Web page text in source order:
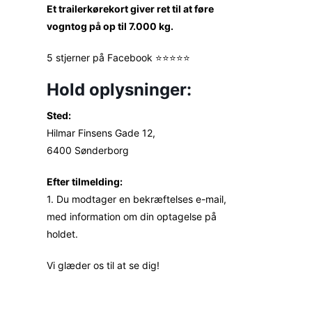
Et trailerkørekort giver ret til at føre
vogntog på op til 7.000 kg.
5 stjerner på Facebook ⭐⭐⭐⭐⭐
Hold oplysninger:
Sted:
Hilmar Finsens Gade 12,
6400 Sønderborg
Efter tilmelding:
1. Du modtager en bekræftelses e-mail,
med information om din optagelse på
holdet.
Vi glæder os til at se dig!